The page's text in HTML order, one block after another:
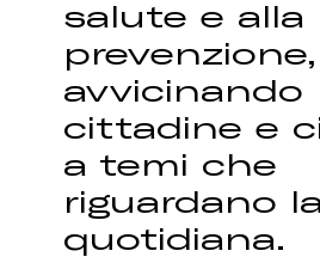
salute e alla
prevenzione,
avvicinando
cittadine e
a temi che
riguardano
quotidiana.